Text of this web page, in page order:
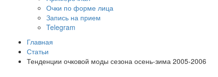
Очки по форме лица
Запись на прием
Telegram
Главная
Статьи
Тенденции очковой моды сезона осень-зима 2005-2006